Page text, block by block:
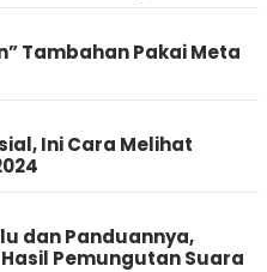
Tambahan Pakai Meta
Ini Cara Melihat
dan Panduannya,
Pemungutan Suara